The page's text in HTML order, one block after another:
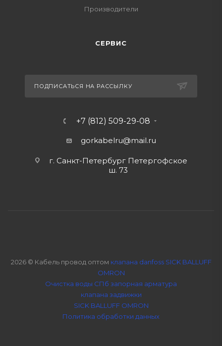
Производители
СЕРВИС
ПОДПИСАТЬСЯ НА РАССЫЛКУ
+7 (812) 509-29-08
gorkabelru@mail.ru
г. Санкт-Петербург Петергофское
ш. 73
2026 © Кабель провод оптом клапана danfoss SICK BALLUFF
OMRON
Очистка воды СПб запорная арматура
клапана задвижки
SICK BALLUFF OMRON
Политика обработки данных